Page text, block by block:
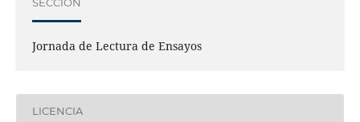
SECCIÓN
Jornada de Lectura de Ensayos
LICENCIA